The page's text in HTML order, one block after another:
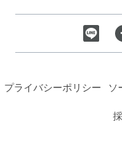
プライバシーポリシー ソ